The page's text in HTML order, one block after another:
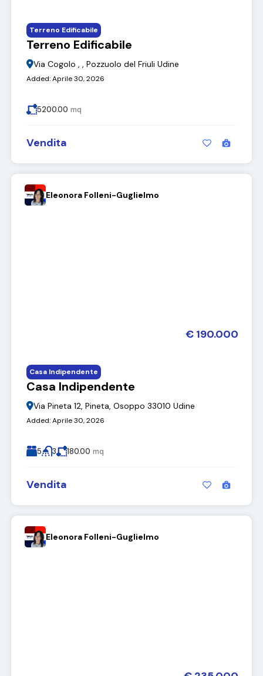
Terreno Edificabile
Via Cogolo , , Pozzuolo del Friuli Udine
Added:Aprile 30, 2026
Terreno Edificabile
5200.00 mq
Vendita
Eleonora Folleni-Guglielmo
€ 190.000
Casa Indipendente
Via Pineta 12, Pineta, Osoppo 33010 Udine
Added:Aprile 30, 2026
Casa Indipendente
5 3 180.00 mq
Vendita
Eleonora Folleni-Guglielmo